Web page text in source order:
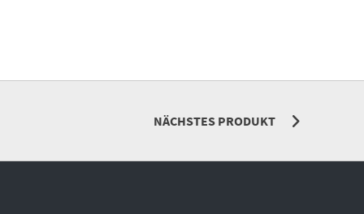
NÄCHSTES PRODUKT